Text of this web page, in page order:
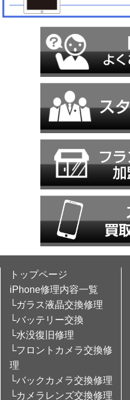
トップページ
iPhone修理内容一覧
└ガラス液晶交換修理
└バッテリー交換
└水没復旧修理
└フロントカメラ交換修
理
└バックカメラ交換修理
└カメラレンズ交換修理